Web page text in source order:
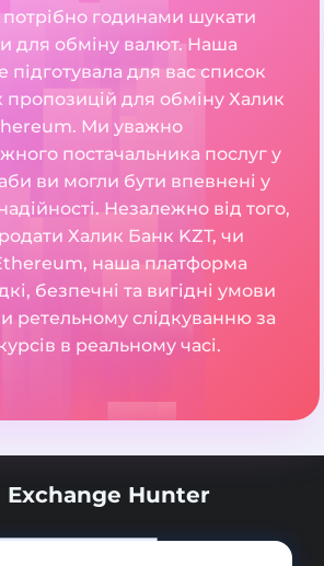
годинами шукати
для обміну валют. Наша
для вас список
пропозицій для обміну Халик
Ми уважно
постачальника послуг у
ви могли бути впевнені у
надійності. Незалежно від того,
Халик Банк KZT, чи
наша платформа
безпечні та вигідні умови
ретельному слідкуванню за
в реальному часі.
Exchange Hunter